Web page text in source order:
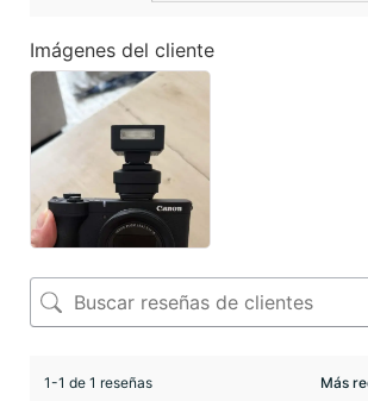
Imágenes del cliente
1-1 de 1 reseñas